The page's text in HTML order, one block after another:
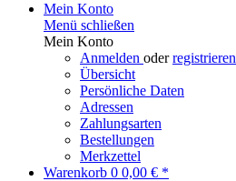
Mein Konto
Menü schließen
Mein Konto
Anmelden oderregistrieren
Übersicht
Persönliche Daten
Adressen
Zahlungsarten
Bestellungen
Merkzettel
Warenkorb 0 0,00 € *